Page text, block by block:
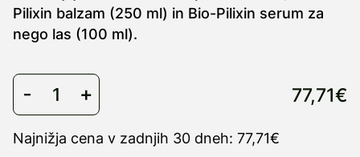
Pilixin balzam (250 ml) in Bio-Pilixin serum za
nego las (100 ml).
77,71€
Najnižja cena v zadnjih 30 dneh: 77,71€